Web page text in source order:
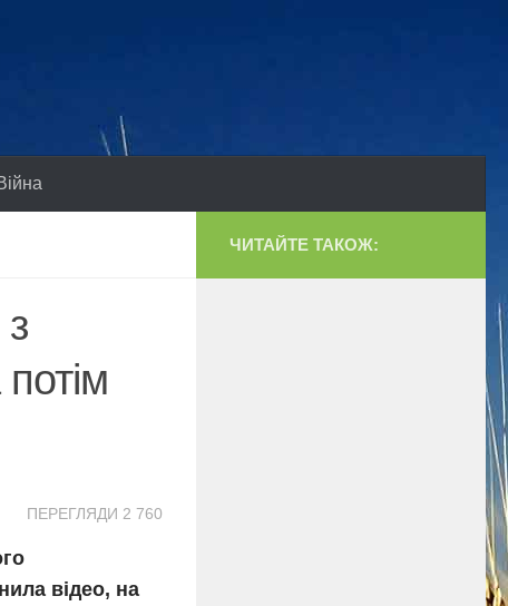
ПЕРЕГЛЯДИ 2 760
відео, на
ЧИТАЙТЕ ТАКОЖ: